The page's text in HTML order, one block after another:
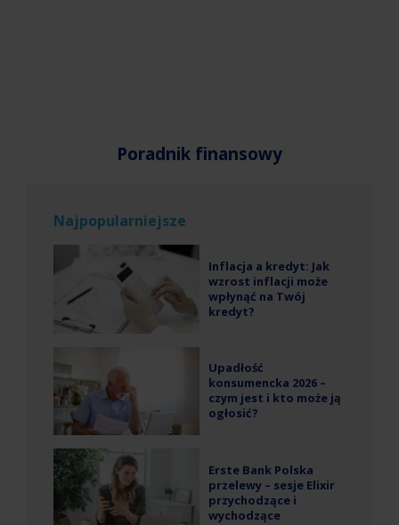
Poradnik finansowy
Najpopularniejsze
Inflacja a kredyt: Jak
wzrost inflacji może
wpłynąć na Twój
kredyt?
Upadłość
konsumencka 2026 –
czym jest i kto może ją
ogłosić?
Erste Bank Polska
przelewy – sesje Elixir
przychodzące i
wychodzące